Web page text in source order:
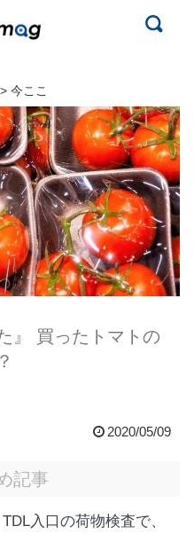
> 今ここ
』 買ったトマトの
2020/05/09
記事
入口の荷物検査で、